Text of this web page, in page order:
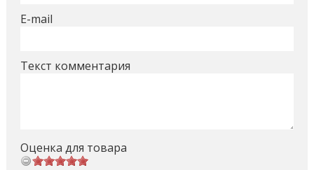
E-mail
Текст комментария
Оценка для товара